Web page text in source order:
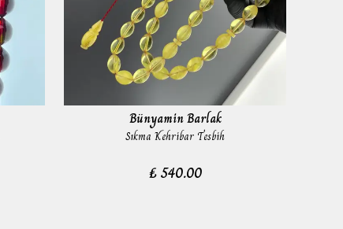
Bünyamin Barlak
Sıkma Kehribar Tesbih
₺ 540.00